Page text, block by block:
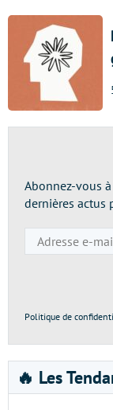
Abonnez-vous
dernières actus
Politique de
🔥 Les